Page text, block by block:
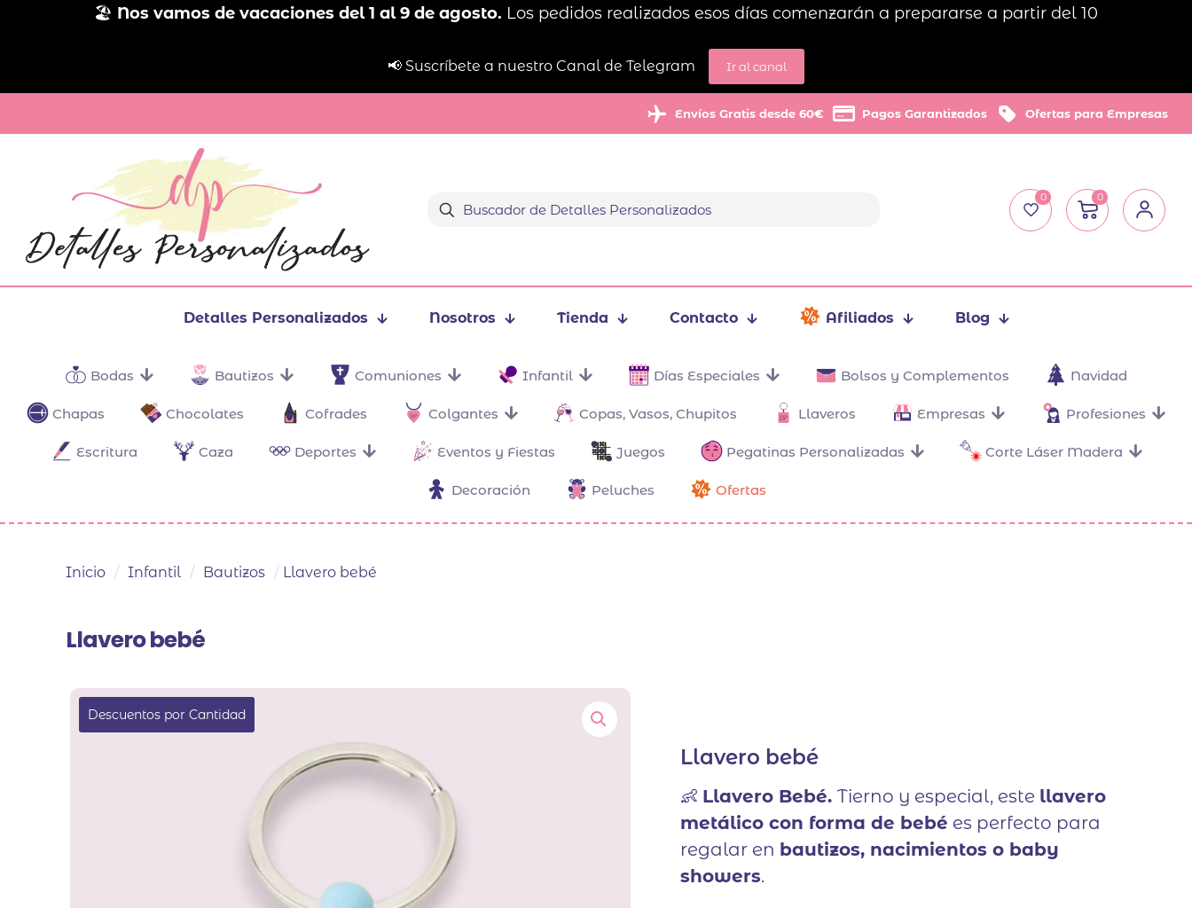
🏖️ Nos vamos de vacaciones del 1 al 9 de agosto. Los pedidos realizados esos días comenzarán a prepararse a partir del 10
📢 Suscríbete a nuestro Canal de Telegram Ir al canal
Envíos Gratis desde 60€ Pagos Garantizados Ofertas para Empresas
0 0
Detalles Personalizados Nosotros Tienda Contacto Afiliados Blog
Bodas Bautizos Comuniones Infantil Días Especiales Bolsos y Complementos Navidad
Chapas Chocolates Cofrades Colgantes Copas, Vasos, Chupitos Llaveros Empresas Profesiones
Escritura Caza Deportes Eventos y Fiestas Juegos Pegatinas Personalizadas Corte Láser Madera
Decoración Peluches Ofertas
Inicio / Infantil / Bautizos / Llavero bebé
Llavero bebé
Llavero bebé
👶 Llavero Bebé.Tierno y especial, este llavero
metálico con forma de bebé es perfecto para
regalar en bautizos, nacimientos o baby
showers.